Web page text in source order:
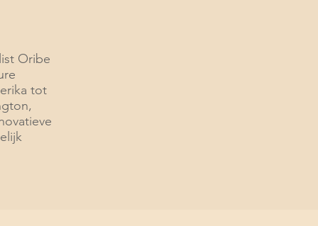
Oribe
tot